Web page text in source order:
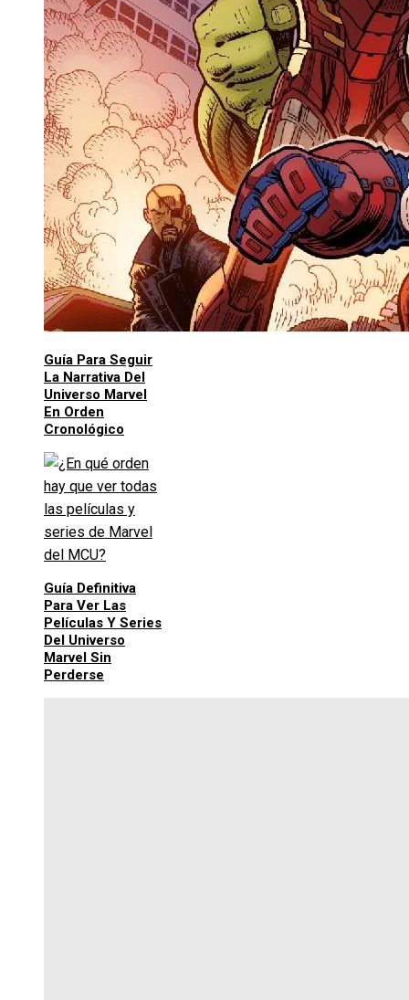
Guía Para Seguir
La Narrativa Del
Universo Marvel
En Orden
Cronológico
Guía Definitiva
Para Ver Las
Películas Y Series
Del Universo
Marvel Sin
Perderse